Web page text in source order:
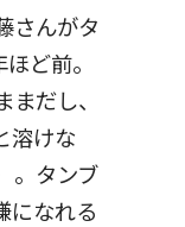
さんがタ
ど前。
だし、
溶けな
。タンブ
になれる